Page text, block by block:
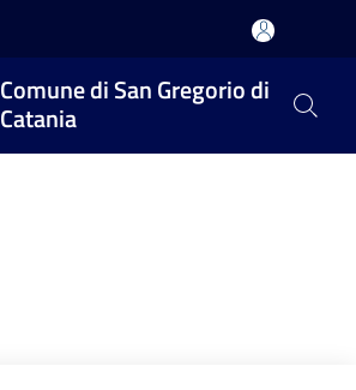
Comune di San Gregorio di
Catania